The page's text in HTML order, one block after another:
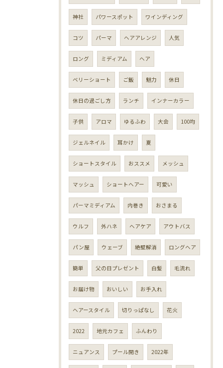
神社 パワースポット ワインディング
コツ パーマ ヘアアレンジ 人気
ロング ミディアム ヘア
ベリーショート ご飯 魅力 休日
休日の過ごし方 ランチ インナーカラー
子供 アロマ ゆるふわ 大会 100均
ジェルネイル 耳かけ 夏
ショートスタイル おススメ メッシュ
マッシュ ショートヘアー 可愛い
パーマミディアム 内巻き おさまる
ウルフ 外ハネ ヘアケア アウトバス
パン屋 ウェーブ 絶壁解消 ロングヘア
簡単 父の日プレゼント 白髪 毛流れ
お届け物 おいしい お手入れ
ヘアースタイル 切りっぱなし 花火
2022 地元カフェ ふんわり
ニュアンス プール開き 2022年